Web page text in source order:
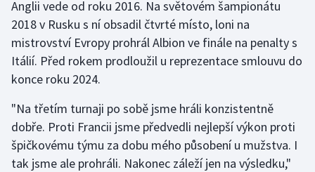
Anglii vede od roku 2016. Na světovém šampionátu
2018 v Rusku s ní obsadil čtvrté místo, loni na
mistrovství Evropy prohrál Albion ve finále na penalty s
Itálií. Před rokem prodloužil u reprezentace smlouvu do
konce roku 2024.
"Na třetím turnaji po sobě jsme hráli konzistentně
dobře. Proti Francii jsme předvedli nejlepší výkon proti
špičkovému týmu za dobu mého působení u mužstva. I
tak jsme ale prohráli. Nakonec záleží jen na výsledku,"